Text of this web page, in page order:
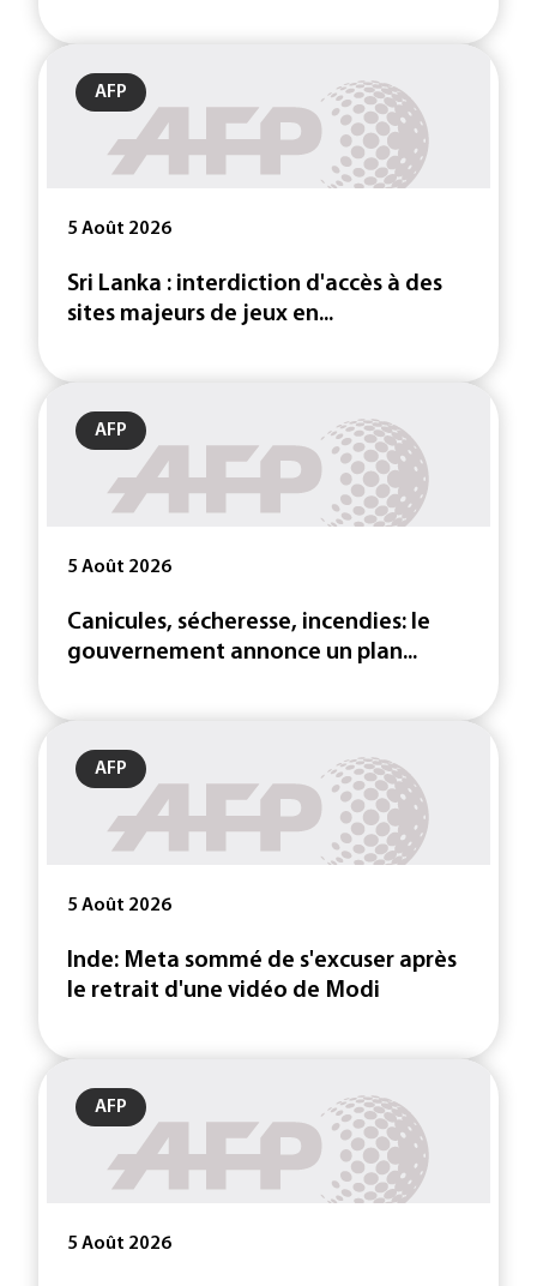
AFP
5 Août 2026
Sri Lanka : interdiction d'accès à des
sites majeurs de jeux en...
AFP
5 Août 2026
Canicules, sécheresse, incendies: le
gouvernement annonce un plan...
AFP
5 Août 2026
Inde: Meta sommé de s'excuser après
le retrait d'une vidéo de Modi
AFP
5 Août 2026